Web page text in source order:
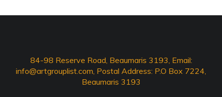
84-98 Reserve Road, Beaumaris 3193, Email:
info@artgrouplist.com, Postal Address: P.O Box 7224,
Beaumaris 3193